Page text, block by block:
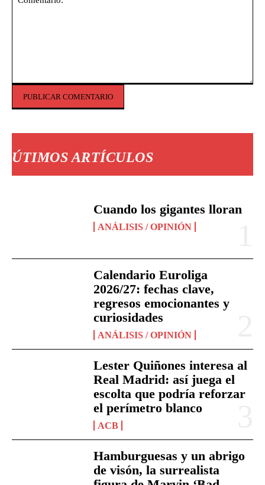
ÚTIMOS ARTÍCULOS
Cuando los gigantes lloran
ANÁLISIS / OPINIÓN
Calendario Euroliga
2026/27: fechas clave,
regresos emocionantes y
curiosidades
ANÁLISIS / OPINIÓN
Lester Quiñones interesa al
Real Madrid: así juega el
escolta que podría reforzar
el perímetro blanco
ACB
Hamburguesas y un abrigo
de visón, la surrealista